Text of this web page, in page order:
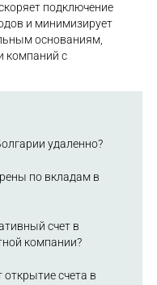
подключение
и минимизирует
основаниям,
компаний с
удаленно?
аккаунты в
учреждения
сканов
документов.
завершения
по вкладам в
BNB,
100 000 EUR
так и на
счет в
компании?
усиленными
счета в